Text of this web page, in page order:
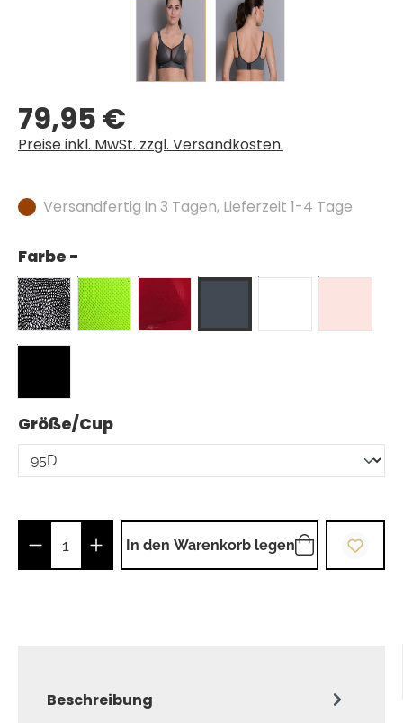
Regulärer Preis:
79,95 €
Preise inkl. MwSt. zzgl. Versandkosten.
Versandfertig in 3 Tagen, Lieferzeit 1-4 Tage
Farbe -
Größe/Cupauswählen
Produkt Anzahl: Gib den gewünschten
In den Warenkorb legen
Beschreibung